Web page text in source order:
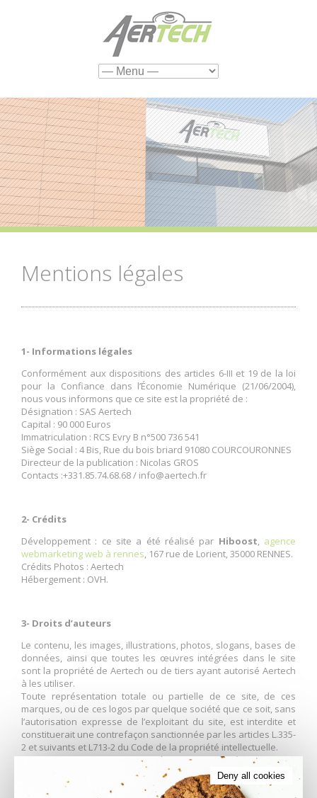
Deny all cookies
Mentions légales
1- Informations légales
Conformément aux dispositions des articles 6-III et 19 de la loi
pour la Confiance dans l’Économie Numérique (21/06/2004),
nous vous informons que ce site est la propriété de :
Désignation : SAS Aertech
Capital : 90 000 Euros
Immatriculation : RCS Evry B n°500 736 541
Siège Social : 4 Bis, Rue du bois briard 91080 COURCOURONNES
Directeur de la publication : Nicolas GROS
Contacts :+331.85.74.68.68 / info@aertech.fr
2- Crédits
Développement : ce site a été réalisé par Hiboost,agence
webmarketing web à rennes, 167 rue de Lorient, 35000 RENNES.
Crédits Photos : Aertech
Hébergement : OVH.
3- Droits d’auteurs
Le contenu, les images, illustrations, photos, slogans, bases de
données, ainsi que toutes les œuvres intégrées dans le site
sont la propriété de Aertech ou de tiers ayant autorisé Aertech
à les utiliser.
Toute représentation totale ou partielle de ce site, de ces
marques, ou de ces logos par quelque société que ce soit, sans
l’autorisation expresse de l’exploitant du site, est interdite et
constituerait une contrefaçon sanctionnée par les articles L.335-
2 et suivants et L713-2 du Code de la propriété intellectuelle.
4- Informatique et Libertés